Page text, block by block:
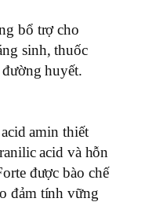
bổ trợ cho
sinh, thuốc
huyết.
amin thiết
acid và hỗn
được bào chế
đảm tính vững